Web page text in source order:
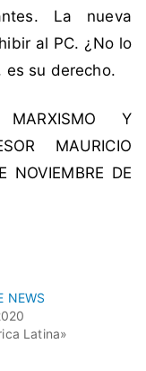
La nueva
al PC. ¿No lo
es su derecho.
MARXISMO Y
MAURICIO
NOVIEMBRE DE
NEWS
Latina»